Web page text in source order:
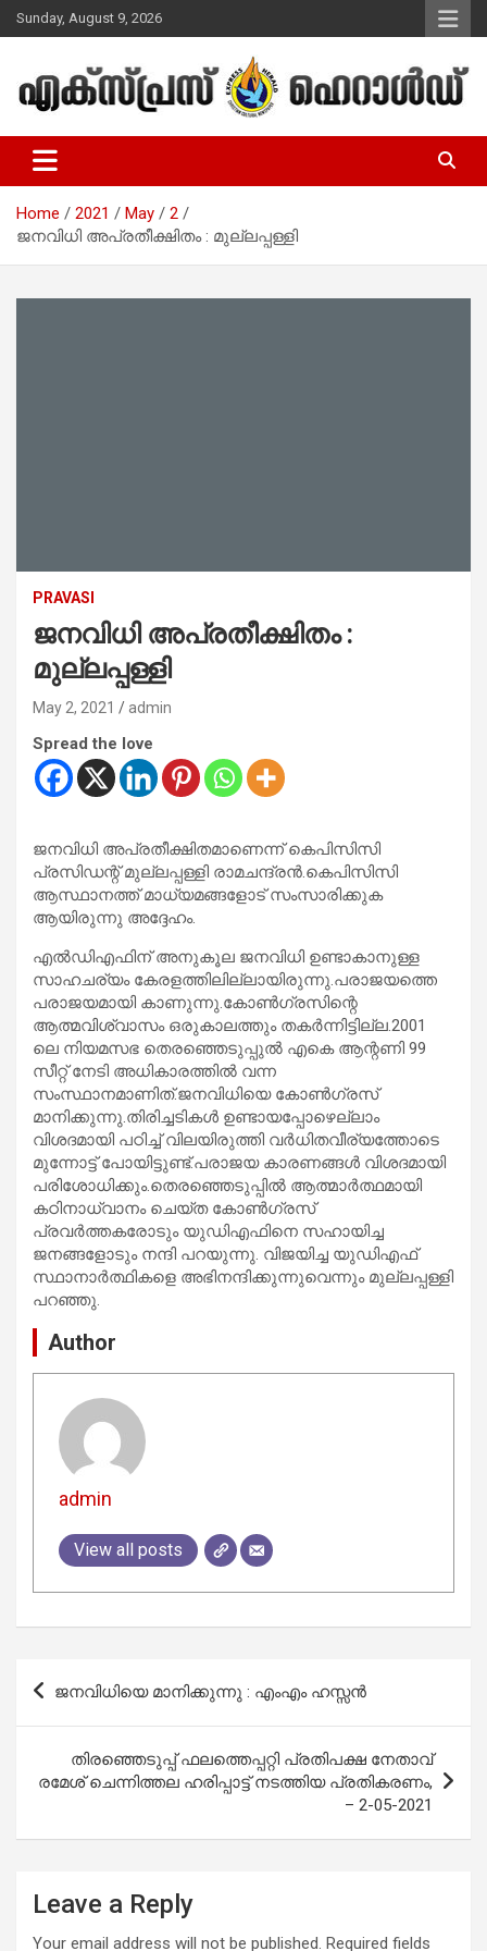
Skip
to
Sunday, August 9, 2026
Express Herald – Malayalam
Christian News
Home 2021 May
2
ജനവിധി അപ്രതീക്ഷിതം : മുല്ലപ്പള്ളി
PRAVASI
ജനവിധി അപ്രതീക്ഷിതം :
മുല്ലപ്പള്ളി
May 2, 2021 admin
Spread the love
ജനവിധി അപ്രതീക്ഷിതമാണെന്ന് കെപിസിസി
പ്രസിഡന്റ് മുല്ലപ്പള്ളി രാമചന്ദ്രന്‍.കെപിസിസി
ആസ്ഥാനത്ത് മാധ്യമങ്ങളോട് സംസാരിക്കുക
ആയിരുന്നു അദ്ദേഹം.
എല്‍ഡിഎഫിന് അനുകൂല ജനവിധി ഉണ്ടാകാനുള്ള
സാഹചര്യം കേരളത്തിലില്ലായിരുന്നു.പരാജയത്തെ
പരാജയമായി കാണുന്നു.കോണ്‍ഗ്രസിന്റെ
ആത്മവിശ്വാസം ഒരുകാലത്തും തകര്‍ന്നിട്ടില്ല.2001
ലെ നിയമസഭ തെരഞ്ഞെടുപ്പുല്‍ എകെ ആന്റണി 99
സീറ്റ് നേടി അധികാരത്തില്‍ വന്ന
സംസ്ഥാനമാണിത്.ജനവിധിയെ കോണ്‍ഗ്രസ്
മാനിക്കുന്നു.തിരിച്ചടികള്‍ ഉണ്ടായപ്പോഴെല്ലാം
വിശദമായി പഠിച്ച് വിലയിരുത്തി വര്‍ധിതവീര്യത്തോടെ
മുന്നോട്ട് പോയിട്ടുണ്ട്.പരാജയ കാരണങ്ങള്‍ വിശദമായി
പരിശോധിക്കും.തെരഞ്ഞെടുപ്പില്‍ ആത്മാര്‍ത്ഥമായി
കഠിനാധ്വാനം ചെയ്ത കോണ്‍ഗ്രസ്
പ്രവര്‍ത്തകരോടും യുഡിഎഫിനെ സഹായിച്ച
ജനങ്ങളോടും നന്ദി പറയുന്നു. വിജയിച്ച യുഡിഎഫ്
സ്ഥാനാര്‍ത്ഥികളെ അഭിനന്ദിക്കുന്നുവെന്നും മുല്ലപ്പള്ളി
പറഞ്ഞു.
Author
admin
View all posts
Post
navigation
ജനവിധിയെ മാനിക്കുന്നു : എംഎം ഹസ്സന്‍
തിരഞ്ഞെടുപ്പ് ഫലത്തെപ്പറ്റി പ്രതിപക്ഷ നേതാവ്
രമേശ് ചെന്നിത്തല ഹരിപ്പാട്ട് നടത്തിയ പ്രതികരണം,
– 2-05-2021
Leave a Reply
Your email address will not be published. Required fields